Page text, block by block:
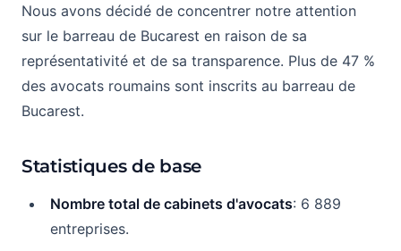
Nous avons décidé de concentrer notre attention
sur le barreau de Bucarest en raison de sa
représentativité et de sa transparence. Plus de 47 %
des avocats roumains sont inscrits au barreau de
Bucarest.
Statistiques de base
Nombre total de cabinets d'avocats: 6 889
entreprises.